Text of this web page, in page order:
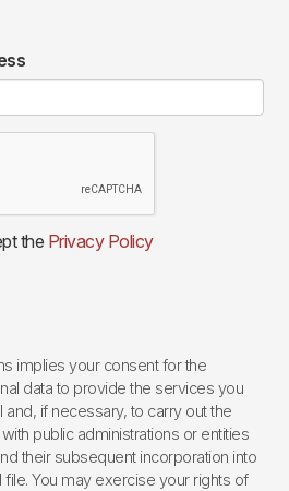
the Privacy Policy
implies your consent for the
data to provide the services you
if necessary, to carry out the
public administrations or entities
their subsequent incorporation into
You may exercise your rights of